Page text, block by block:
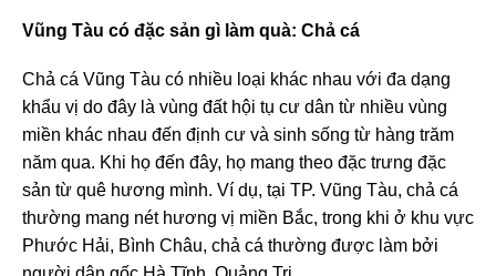
Vũng Tàu có đặc sản gì làm quà: Chả cá
Chả cá Vũng Tàu có nhiều loại khác nhau với đa dạng
khẩu vị do đây là vùng đất hội tụ cư dân từ nhiều vùng
miền khác nhau đến định cư và sinh sống từ hàng trăm
năm qua. Khi họ đến đây, họ mang theo đặc trưng đặc
sản từ quê hương mình. Ví dụ, tại TP. Vũng Tàu, chả cá
thường mang nét hương vị miền Bắc, trong khi ở khu vực
Phước Hải, Bình Châu, chả cá thường được làm bởi